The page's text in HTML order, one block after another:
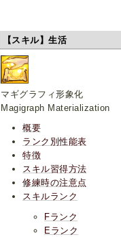
【スキル】生活
マギグラフィ形象化
Magigraph Materialization
概要
ランク別性能表
特徴
スキル習得方法
修練時の注意点
スキルランク
Fランク
Eランク